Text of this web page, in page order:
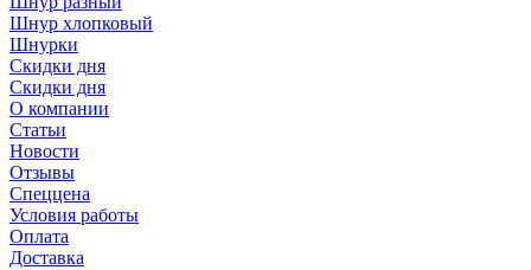
Шнур хлопковый
Шнурки
Скидки дня
Скидки дня
О компании
Статьи
Новости
Отзывы
Спеццена
Условия работы
Оплата
Доставка